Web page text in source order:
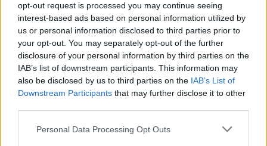
opt-out request is processed you may continue seeing
interest-based ads based on personal information utilized by
us or personal information disclosed to third parties prior to
your opt-out. You may separately opt-out of the further
disclosure of your personal information by third parties on the
IAB’s list of downstream participants. This information may
also be disclosed by us to third parties on the IAB’s List of
Downstream Participants that may further disclose it to other
Please note that this website/app uses one or more Google
Personal Data Processing Opt Outs
TUDOMÁNY-TECH ROZMÁR ÖNKIELÉGÍTÉS
#MASZTURBÁCIÓ #KLÍMAVÁLTOZÁS
#EGYESÜLT KIRÁLYSÁG #ÉLŐHELY